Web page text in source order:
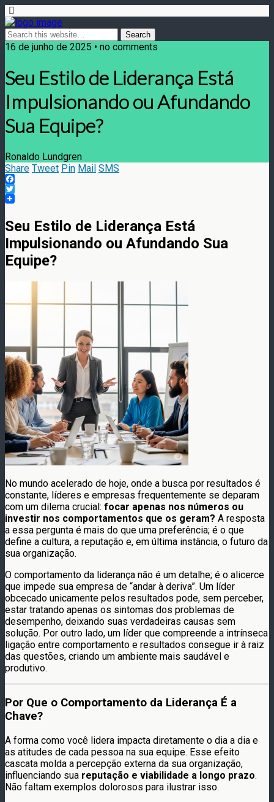
16 de junho de 2025 • no comments
Seu Estilo de Liderança Está
Impulsionando ou Afundando
Sua Equipe?
Ronaldo Lundgren
Share Tweet Pin Mail SMS
Facebook
Twitter
Seu Estilo de Liderança Está
Impulsionando ou Afundando Sua
Equipe?
No mundo acelerado de hoje, onde a busca por resultados é
constante, líderes e empresas frequentemente se deparam
com um dilema crucial: focar apenas nos números ou
investir nos comportamentos que os geram? A resposta
a essa pergunta é mais do que uma preferência; é o que
define a cultura, a reputação e, em última instância, o futuro da
sua organização.
O comportamento da liderança não é um detalhe; é o alicerce
que impede sua empresa de “andar à deriva”. Um líder
obcecado unicamente pelos resultados pode, sem perceber,
estar tratando apenas os sintomas dos problemas de
desempenho, deixando suas verdadeiras causas sem
solução. Por outro lado, um líder que compreende a intrínseca
ligação entre comportamento e resultados consegue ir à raiz
das questões, criando um ambiente mais saudável e
produtivo.
Por Que o Comportamento da Liderança É a
Chave?
A forma como você lidera impacta diretamente o dia a dia e
as atitudes de cada pessoa na sua equipe. Esse efeito
cascata molda a percepção externa da sua organização,
influenciando sua reputação e viabilidade a longo prazo.
Não faltam exemplos dolorosos para ilustrar isso.